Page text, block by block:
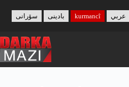
content
بادینی سۆرانی kurmancî عربي